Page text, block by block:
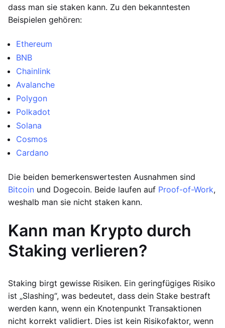
dass man sie staken kann. Zu den bekanntesten
Beispielen gehören:
Ethereum
BNB
Chainlink
Avalanche
Polygon
Polkadot
Solana
Cosmos
Cardano
Die beiden bemerkenswertesten Ausnahmen sind
Bitcoin und Dogecoin. Beide laufen auf Proof-of-Work,
weshalb man sie nicht staken kann.
Kann man Krypto durch
Staking verlieren?
Staking birgt gewisse Risiken. Ein geringfügiges Risiko
ist „Slashing“, was bedeutet, dass dein Stake bestraft
werden kann, wenn ein Knotenpunkt Transaktionen
nicht korrekt validiert. Dies ist kein Risikofaktor, wenn